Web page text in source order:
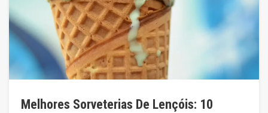
Melhores Sorveterias De Lençóis: 10